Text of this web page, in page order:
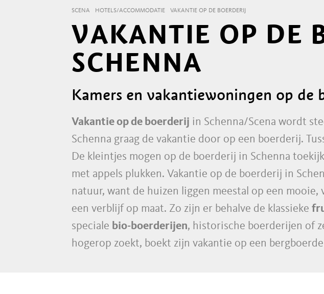
SCENA HOTELS/ACCOMMODATIE VAKANTIE OP DE BOERDERIJ
VAKANTIE OP DE
SCHENNA
Kamers en vakantiewoningen op de
Vakantie op de boerderij in Schenna/Scena wordt
Schenna graag de vakantie door op een boerderij.
De kleintjes mogen op de boerderij in Schenna
met appels plukken. Vakantie op de boerderij in
natuur, want de huizen liggen meestal op een
een verblijf op maat. Zo zijn er behalve de klassieke
speciale bio-boerderijen, historische boerderijen of
hogerop zoekt, boekt zijn vakantie op een